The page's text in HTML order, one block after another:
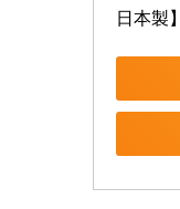
日本製